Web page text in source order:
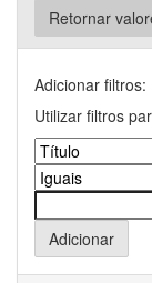
Retornar
Adicionar filtros:
Utilizar filtros